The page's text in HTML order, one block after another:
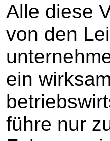
Alle diese
von den
ein
führe nur